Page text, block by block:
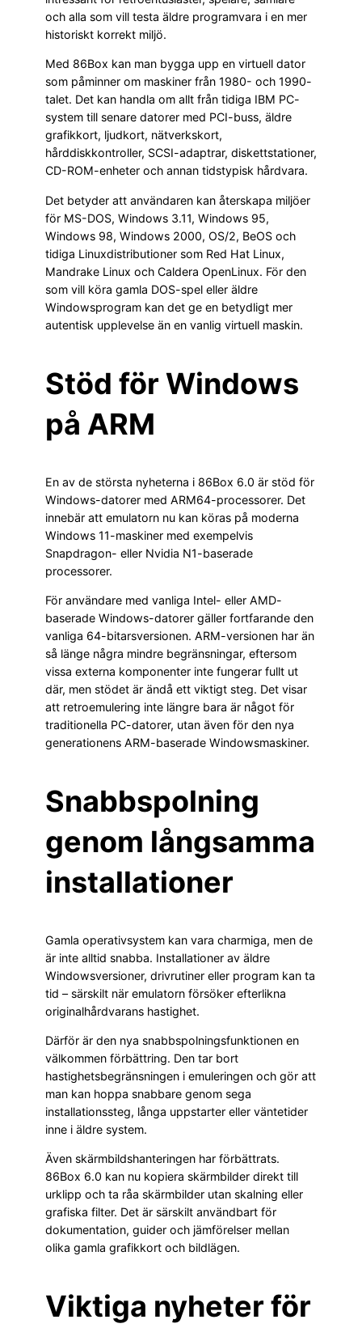
och alla som vill testa äldre programvara i en mer
historiskt korrekt miljö.
Med 86Box kan man bygga upp en virtuell dator
som påminner om maskiner från 1980- och 1990-
talet. Det kan handla om allt från tidiga IBM PC-
system till senare datorer med PCI-buss, äldre
grafikkort, ljudkort, nätverkskort,
hårddiskkontroller, SCSI-adaptrar, diskettstationer,
CD-ROM-enheter och annan tidstypisk hårdvara.
Det betyder att användaren kan återskapa miljöer
för MS-DOS, Windows 3.11, Windows 95,
Windows 98, Windows 2000, OS/2, BeOS och
tidiga Linuxdistributioner som Red Hat Linux,
Mandrake Linux och Caldera OpenLinux. För den
som vill köra gamla DOS-spel eller äldre
Windowsprogram kan det ge en betydligt mer
autentisk upplevelse än en vanlig virtuell maskin.
Stöd för Windows
på ARM
En av de största nyheterna i 86Box 6.0 är stöd för
Windows-datorer med ARM64-processorer. Det
innebär att emulatorn nu kan köras på moderna
Windows 11-maskiner med exempelvis
Snapdragon- eller Nvidia N1-baserade
processorer.
För användare med vanliga Intel- eller AMD-
baserade Windows-datorer gäller fortfarande den
vanliga 64-bitarsversionen. ARM-versionen har än
så länge några mindre begränsningar, eftersom
vissa externa komponenter inte fungerar fullt ut
där, men stödet är ändå ett viktigt steg. Det visar
att retroemulering inte längre bara är något för
traditionella PC-datorer, utan även för den nya
generationens ARM-baserade Windowsmaskiner.
Snabbspolning
genom långsamma
installationer
Gamla operativsystem kan vara charmiga, men de
är inte alltid snabba. Installationer av äldre
Windowsversioner, drivrutiner eller program kan ta
tid – särskilt när emulatorn försöker efterlikna
originalhårdvarans hastighet.
Därför är den nya snabbspolningsfunktionen en
välkommen förbättring. Den tar bort
hastighetsbegränsningen i emuleringen och gör att
man kan hoppa snabbare genom sega
installationssteg, långa uppstarter eller väntetider
inne i äldre system.
Även skärmbildshanteringen har förbättrats.
86Box 6.0 kan nu kopiera skärmbilder direkt till
urklipp och ta råa skärmbilder utan skalning eller
grafiska filter. Det är särskilt användbart för
dokumentation, guider och jämförelser mellan
olika gamla grafikkort och bildlägen.
Viktiga nyheter för